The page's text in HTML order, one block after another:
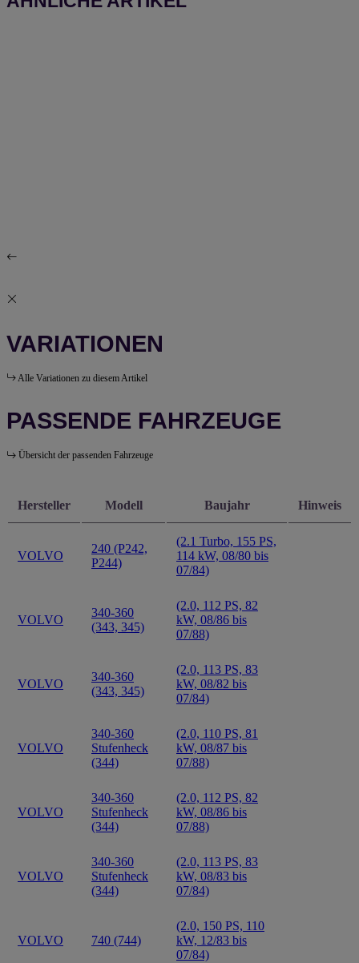
VARIATIONEN
Alle Variationen zu diesem Artikel
PASSENDE FAHRZEUGE
Übersicht der passenden Fahrzeuge
Hersteller Modell Baujahr Hinweis
VOLVO
240 (P242,
P244)
(2.1 Turbo, 155 PS,
114 kW, 08/80 bis
07/84)
VOLVO
340-360
(343, 345)
(2.0, 112 PS, 82
kW, 08/86 bis
07/88)
VOLVO
340-360
(343, 345)
(2.0, 113 PS, 83
kW, 08/82 bis
07/84)
VOLVO
340-360
Stufenheck
(344)
(2.0, 110 PS, 81
kW, 08/87 bis
07/88)
VOLVO
340-360
Stufenheck
(344)
(2.0, 112 PS, 82
kW, 08/86 bis
07/88)
VOLVO
340-360
Stufenheck
(344)
(2.0, 113 PS, 83
kW, 08/83 bis
07/84)
VOLVO 740 (744)
(2.0, 150 PS, 110
kW, 12/83 bis
07/84)